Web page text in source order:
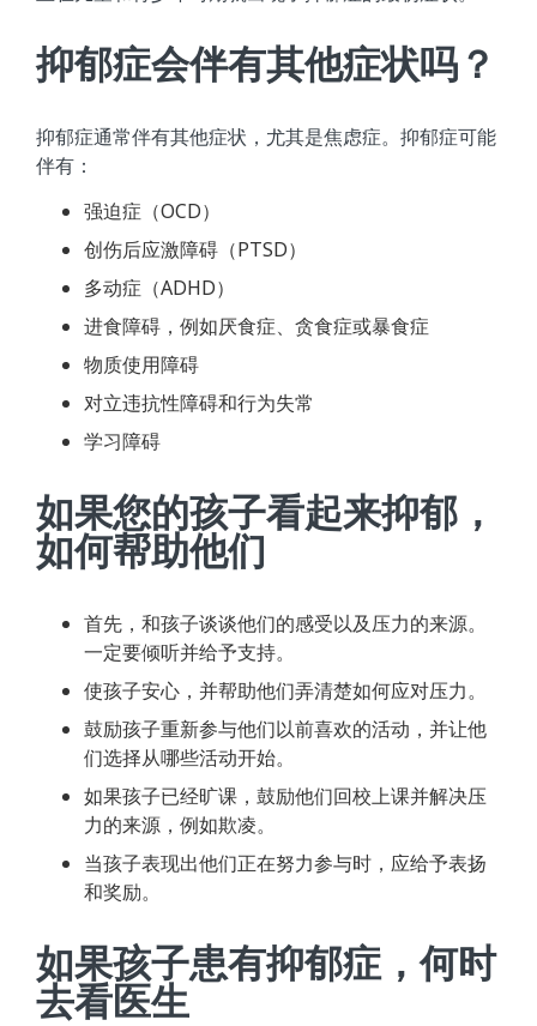
抑郁症会伴有其他症状吗？
抑郁症通常伴有其他症状，尤其是焦虑症。抑郁症可能
伴有：
强迫症（OCD）
创伤后应激障碍（PTSD）
多动症（ADHD）
进食障碍，例如厌食症、贪食症或暴食症
物质使用障碍
对立违抗性障碍和行为失常
学习障碍
如果您的孩子看起来抑郁，
如何帮助他们
首先，和孩子谈谈他们的感受以及压力的来源。
一定要倾听并给予支持。
使孩子安心，并帮助他们弄清楚如何应对压力。
鼓励孩子重新参与他们以前喜欢的活动，并让他
们选择从哪些活动开始。
如果孩子已经旷课，鼓励他们回校上课并解决压
力的来源，例如欺凌。
当孩子表现出他们正在努力参与时，应给予表扬
和奖励。
如果孩子患有抑郁症，何时
去看医生